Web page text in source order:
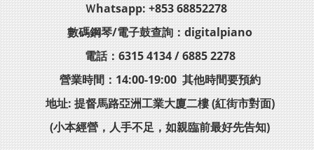
Ｗhatsapp: +853 68852278
數碼鋼琴/電子鼓查詢：digitalpiano
電話：6315 4134 / 6885 2278
營業時間：14:00-19:00 其他時間要預約
地址: 提督馬路亞洲工業大廈二樓 (紅街市對面)
(小本經營，人手不足，如親臨前最好先告知)